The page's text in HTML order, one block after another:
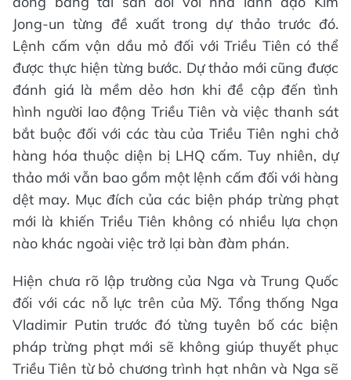
Jong-un từng đề xuất trong dự thảo trước đó.
Lệnh cấm vận dầu mỏ đối với Triều Tiên có thể
được thực hiện từng bước. Dự thảo mới cũng được
đánh giá là mềm dẻo hơn khi đề cập đến tình
hình người lao động Triều Tiên và việc thanh sát
bắt buộc đối với các tàu của Triều Tiên nghi chở
hàng hóa thuộc diện bị LHQ cấm. Tuy nhiên, dự
thảo mới vẫn bao gồm một lệnh cấm đối với hàng
dệt may. Mục đích của các biện pháp trừng phạt
mới là khiến Triều Tiên không có nhiều lựa chọn
nào khác ngoài việc trở lại bàn đàm phán.
Hiện chưa rõ lập trường của Nga và Trung Quốc
đối với các nỗ lực trên của Mỹ. Tổng thống Nga
Vladimir Putin trước đó từng tuyên bố các biện
pháp trừng phạt mới sẽ không giúp thuyết phục
Triều Tiên từ bỏ chương trình hạt nhân và Nga sẽ